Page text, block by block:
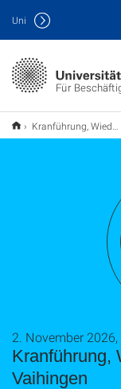
Für
Uni
Kranführung, Wiederholungsunterweisung Vaihingen
Kranführung,
Vaihingen
2. November